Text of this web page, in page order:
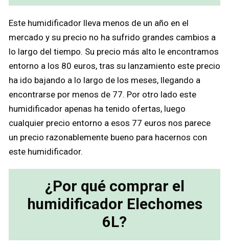
Este humidificador lleva menos de un año en el
mercado y su precio no ha sufrido grandes cambios a
lo largo del tiempo. Su precio más alto le encontramos
entorno a los 80 euros, tras su lanzamiento este precio
ha ido bajando a lo largo de los meses, llegando a
encontrarse por menos de 77. Por otro lado este
humidificador apenas ha tenido ofertas, luego
cualquier precio entorno a esos 77 euros nos parece
un precio razonablemente bueno para hacernos con
este humidificador.
¿Por qué comprar el
humidificador Elechomes
6L?